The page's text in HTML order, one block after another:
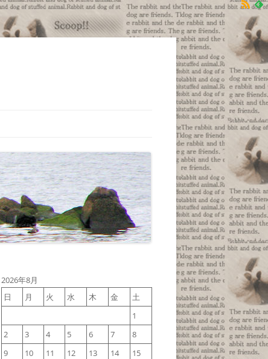
2026年8月
日
月 火 水 木 金
土
1
2
3 4 5 6 7
8
9
10 11 12 13 14
15